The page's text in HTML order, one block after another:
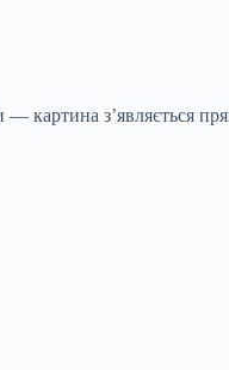
з’являється